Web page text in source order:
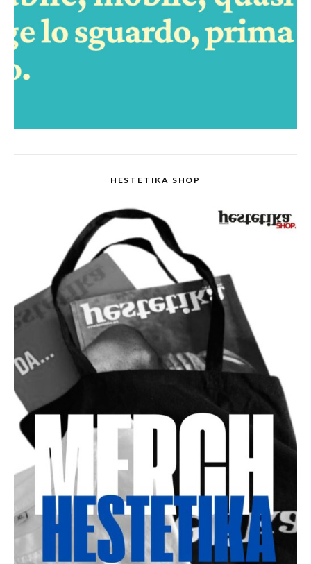
HESTETIKA SHOP